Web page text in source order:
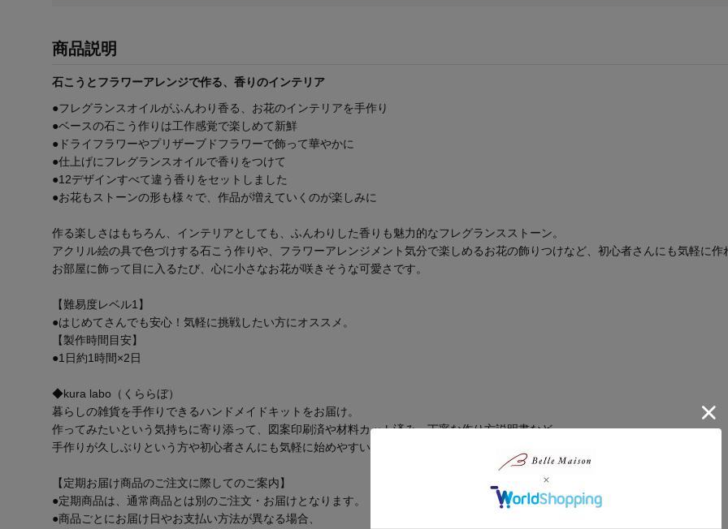
商品説明
石こうとフラワーアレンジで作る、香りのインテリア
●フレグランスオイルがふんわり香る、お花のインテリアを手作り
●ベースの石こう作りは工作感覚で楽しめて新鮮
●ドライフラワーやプリザーブドフラワーで飾って華やかに
●仕上げにフレグランスオイルで香りをつけて
●12デザインすべて違う香りをセットしました
●お花もストーンの形も様々で、作品が増えていくのが楽しみに
作る楽しさはもちろん、インテリアとしても、ふんわりした香りも魅力的なフレグランスストーン。
アクリル絵の具で色づけする石こう作りや、フラワーアレンジメント気分で楽しめるお花の飾りつけなど、初心者さんにも気軽に作
お部屋に飾って目に入るたび、心に小さなお花が咲きそうな可愛さです。
【難易度レベル1】
●はじめてさんでも安心！気軽に挑戦したい方にオススメ。
【製作時間目安】
●1日約1時間×2日
◆kura labo（くららぼ）
暮らしの雑貨を手作りできるハンドメイドキットをお届け。
作ってみたいという気持ちに寄り添って、図案印刷済や材料カット済み、丁寧な作り方説明書など、
手作りが久しぶりという方や初心者さんにも気軽に始めやすい手作りキットにこだわった商品開発をしています。
【定期お届け商品のご注文に際してのご案内】
●定期商品は、通常商品とは別のご注文・お届けとなります。
●商品ごとにお届け日やお支払い方法が異なる場合、